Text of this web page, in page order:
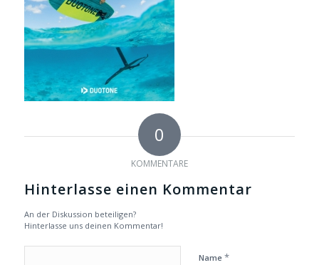
0
KOMMENTARE
Hinterlasse einen Kommentar
An der Diskussion beteiligen?
Hinterlasse uns deinen Kommentar!
Name *